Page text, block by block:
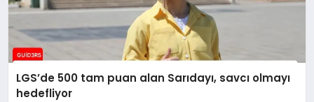
LGS’de 500 tam puan alan Sarıdayı, savcı olmayı
hedefliyor